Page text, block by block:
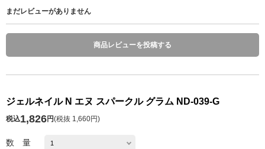
まだレビューがありません
商品レビューを投稿する
ジェルネイル N エヌ スパークル グラム ND-039-G
税込1,826円(税抜 1,660円)
数 量